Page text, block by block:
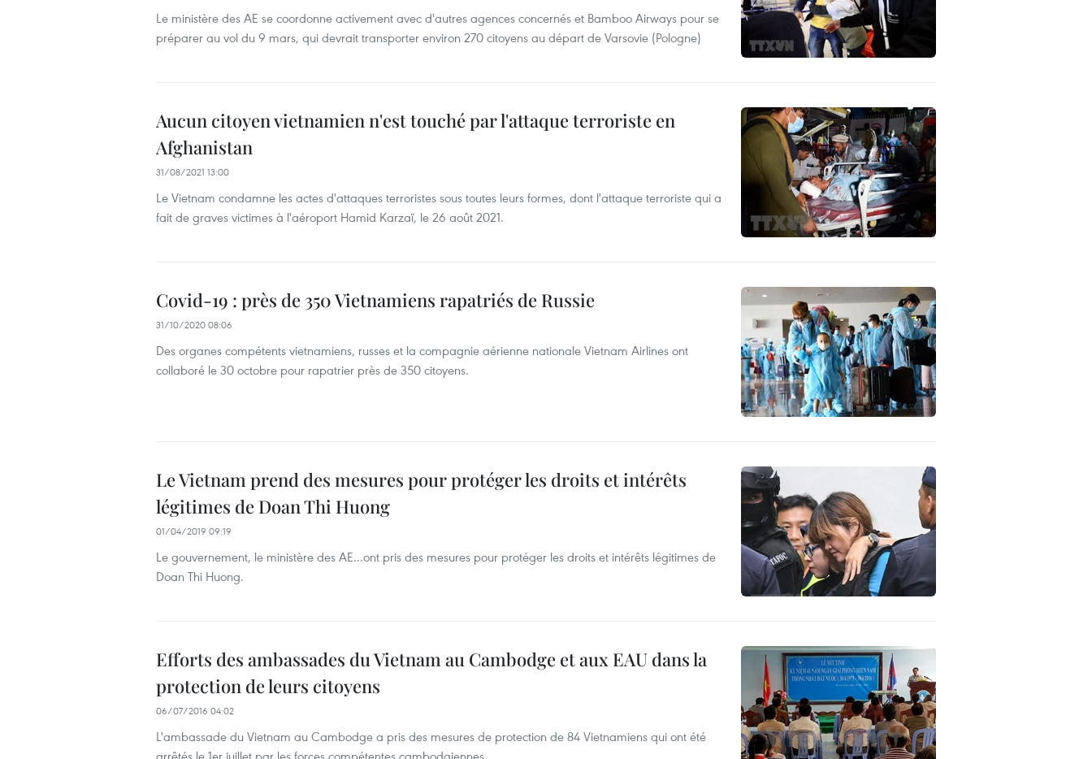
Le ministère des AE se coordonne activement avec d'autres agences concernés et Bamboo Airways pour se
préparer au vol du 9 mars, qui devrait transporter environ 270 citoyens au départ de Varsovie (Pologne)
Aucun citoyen vietnamien n'est touché par l'attaque terroriste en
Afghanistan
31/08/2021 13:00
Le Vietnam condamne les actes d'attaques terroristes sous toutes leurs formes, dont l'attaque terroriste qui a
fait de graves victimes à l'aéroport Hamid Karzaï, le 26 août 2021.
Covid-19 : près de 350 Vietnamiens rapatriés de Russie
31/10/2020 08:06
Des organes compétents vietnamiens, russes et la compagnie aérienne nationale Vietnam Airlines ont
collaboré le 30 octobre pour rapatrier près de 350 citoyens.
Le Vietnam prend des mesures pour protéger les droits et intérêts
légitimes de Doan Thi Huong
01/04/2019 09:19
Le gouvernement, le ministère des AE...ont pris des mesures pour protéger les droits et intérêts légitimes de
Doan Thi Huong.
Efforts des ambassades du Vietnam au Cambodge et aux EAU dans la
protection de leurs citoyens
06/07/2016 04:02
L'ambassade du Vietnam au Cambodge a pris des mesures de protection de 84 Vietnamiens qui ont été
arrêtés le 1er juillet par les forces compétentes cambodgiennes.